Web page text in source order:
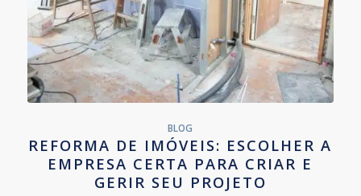
BLOG
REFORMA DE IMÓVEIS: ESCOLHER A
EMPRESA CERTA PARA CRIAR E
GERIR SEU PROJETO